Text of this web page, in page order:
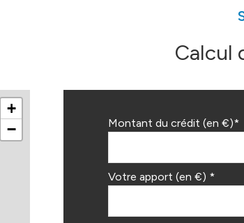
+
−
Calcul
Montant du crédit (en €)*
Votre apport (en €) *